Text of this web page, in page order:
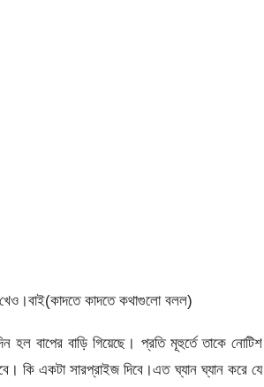
কাদতে কথাগুলো বলল)
বাড়ি গিয়েছে। প্রতি মূহুর্তে তাকে নোটিশ
কি একটা সারপ্রাইজ দিবে।এত ঘ্যান ঘ্যান করে যে